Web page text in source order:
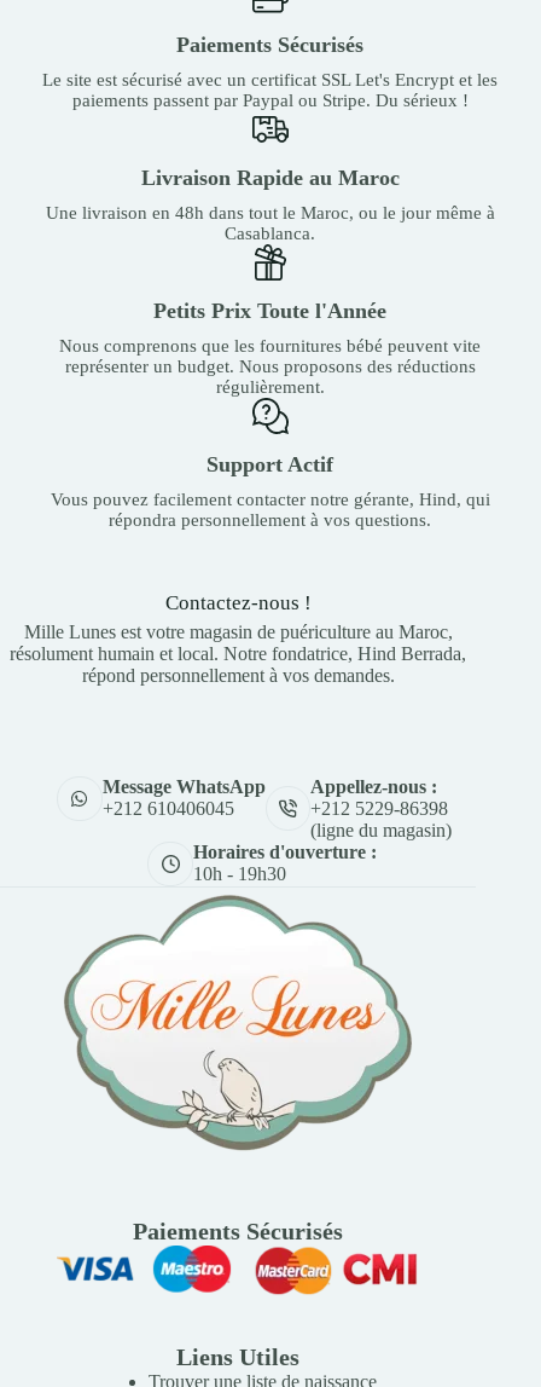
Paiements Sécurisés
Le site est sécurisé avec un certificat SSL Let's Encrypt et les
paiements passent par Paypal ou Stripe. Du sérieux !
Livraison Rapide au Maroc
Une livraison en 48h dans tout le Maroc, ou le jour même à
Casablanca.
Petits Prix Toute l'Année
Nous comprenons que les fournitures bébé peuvent vite
représenter un budget. Nous proposons des réductions
régulièrement.
Support Actif
Vous pouvez facilement contacter notre gérante, Hind, qui
répondra personnellement à vos questions.
Contactez-nous !
Mille Lunes est votre magasin de puériculture au Maroc,
résolument humain et local. Notre fondatrice, Hind Berrada,
répond personnellement à vos demandes.
Message WhatsApp
+212 610406045
Appellez-nous :
+212 5229-86398
(ligne du magasin)
Horaires d'ouverture :
10h - 19h30
Paiements Sécurisés
Liens Utiles
Trouver une liste de naissance